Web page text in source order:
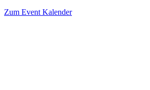
Zum Event Kalender